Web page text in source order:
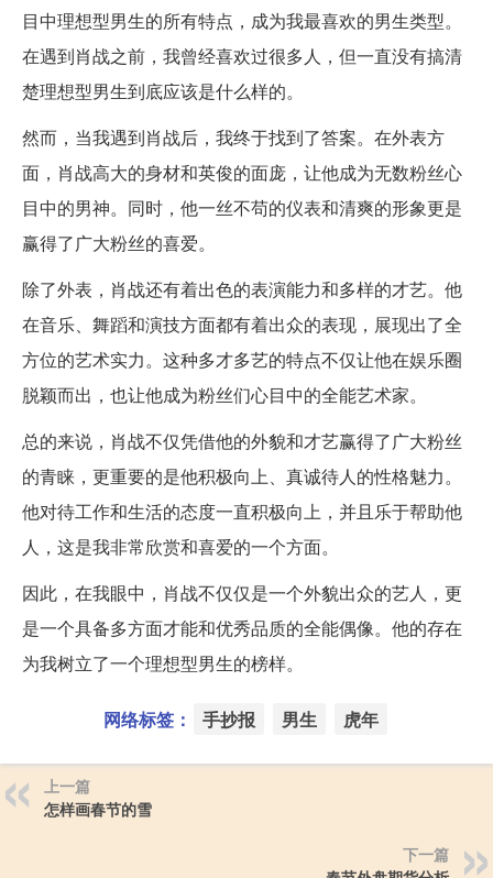
目中理想型男生的所有特点，成为我最喜欢的男生类型。
在遇到肖战之前，我曾经喜欢过很多人，但一直没有搞清
楚理想型男生到底应该是什么样的。
然而，当我遇到肖战后，我终于找到了答案。在外表方
面，肖战高大的身材和英俊的面庞，让他成为无数粉丝心
目中的男神。同时，他一丝不苟的仪表和清爽的形象更是
赢得了广大粉丝的喜爱。
除了外表，肖战还有着出色的表演能力和多样的才艺。他
在音乐、舞蹈和演技方面都有着出众的表现，展现出了全
方位的艺术实力。这种多才多艺的特点不仅让他在娱乐圈
脱颖而出，也让他成为粉丝们心目中的全能艺术家。
总的来说，肖战不仅凭借他的外貌和才艺赢得了广大粉丝
的青睐，更重要的是他积极向上、真诚待人的性格魅力。
他对待工作和生活的态度一直积极向上，并且乐于帮助他
人，这是我非常欣赏和喜爱的一个方面。
因此，在我眼中，肖战不仅仅是一个外貌出众的艺人，更
是一个具备多方面才能和优秀品质的全能偶像。他的存在
为我树立了一个理想型男生的榜样。
网络标签： 手抄报 男生 虎年
上一篇
怎样画春节的雪
下一篇